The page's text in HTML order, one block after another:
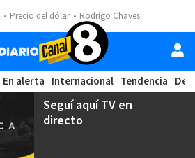
Precio del dólar Rodrigo Chaves
En alerta Internacional Tendencia
Seguí aquíTV en
directo